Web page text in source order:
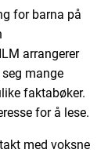
for barna på
arrangerer
mange
faktabøker.
for å lese.
med voksne